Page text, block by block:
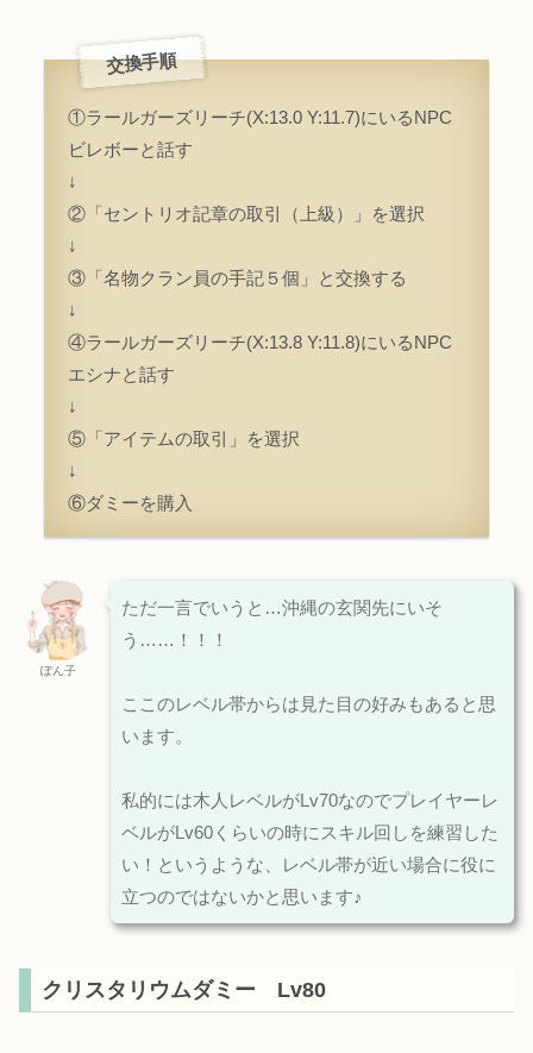
交換手順
①ラールガーズリーチ(X:13.0 Y:11.7)にいるNPC
ビレボーと話す
↓
②「セントリオ記章の取引（上級）」を選択
↓
③「名物クラン員の手記５個」と交換する
↓
④ラールガーズリーチ(X:13.8 Y:11.8)にいるNPC
エシナと話す
↓
⑤「アイテムの取引」を選択
↓
⑥ダミーを購入
ぽん子
ただ一言でいうと…沖縄の玄関先にいそ
う……！！！
ここのレベル帯からは見た目の好みもあると思
います。
私的には木人レベルがLv70なのでプレイヤーレ
ベルがLv60くらいの時にスキル回しを練習した
い！というような、レベル帯が近い場合に役に
立つのではないかと思います♪
クリスタリウムダミー Lv80